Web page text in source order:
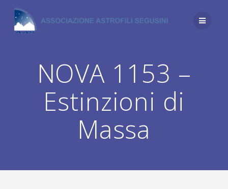
contenuto
NOVA 1153 –
Estinzioni di
Massa